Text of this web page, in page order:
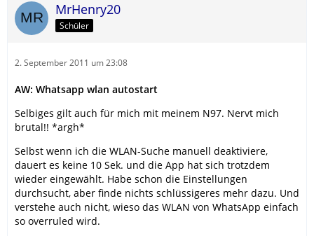
MrHenry20
Schüler
2. September 2011 um 23:08
AW: Whatsapp wlan autostart
Selbiges gilt auch für mich mit meinem N97. Nervt mich
brutal!! *argh*
Selbst wenn ich die WLAN-Suche manuell deaktiviere,
dauert es keine 10 Sek. und die App hat sich trotzdem
wieder eingewählt. Habe schon die Einstellungen
durchsucht, aber finde nichts schlüssigeres mehr dazu. Und
verstehe auch nicht, wieso das WLAN von WhatsApp einfach
so overruled wird.